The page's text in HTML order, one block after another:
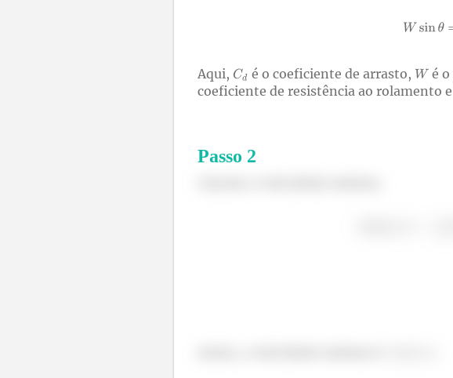
Aqui, é o coeficiente de arrasto, é o
coeficiente de resistência ao rolamento e
Passo 2